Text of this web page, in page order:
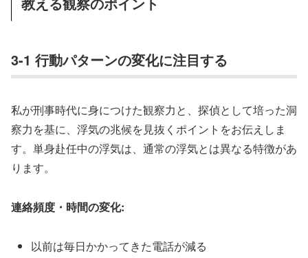
3-1 行動パターンの変化に注目する
私が刑事時代に身につけた観察力と、探偵として培った洞
察力を基に、浮気の兆候を見抜くポイントをお伝えしま
す。単身赴任中の浮気は、通常の浮気とは異なる特徴があ
ります。
連絡頻度・時間の変化:
以前は毎日かかってきた電話が減る